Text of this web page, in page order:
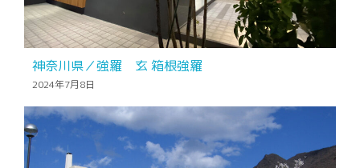
神奈川県／強羅 玄 箱根強羅
2024年7月8日